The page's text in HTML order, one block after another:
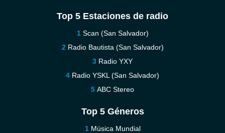
Top 5 Estaciones de radio
Scan (San Salvador)
Radio Bautista (San Salvador)
Radio YXY
Radio YSKL (San Salvador)
ABC Stereo
Top 5 Géneros
Música Mundial